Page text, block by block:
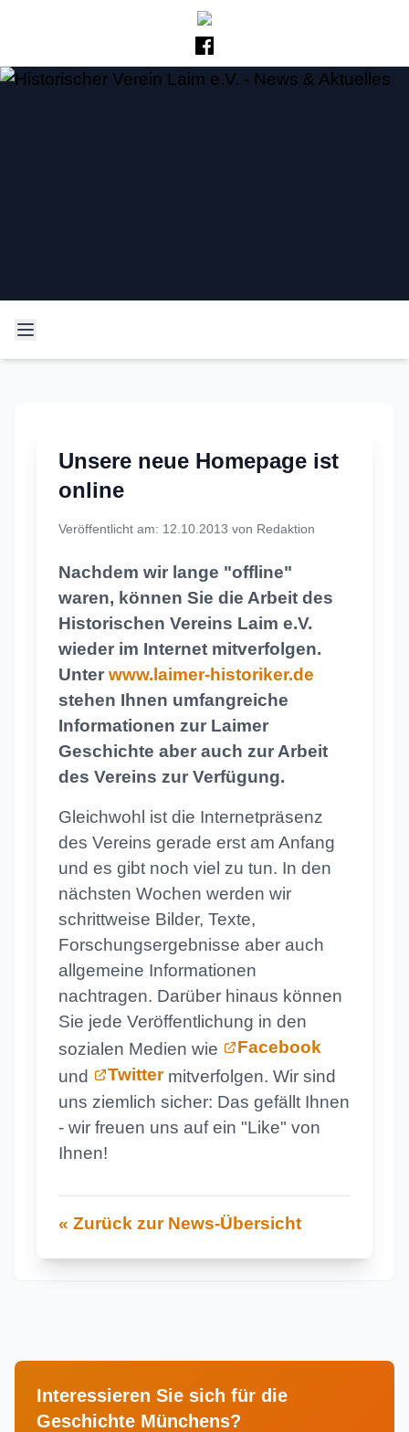
Historischer Verein Laim
Neues und Altes aus der Laimer Geschichte
Unsere neue Homepage ist
online
Veröffentlicht am: 12.10.2013 von Redaktion
Nachdem wir lange "offline"
waren, können Sie die Arbeit des
Historischen Vereins Laim e.V.
wieder im Internet mitverfolgen.
Unter www.laimer-historiker.de
stehen Ihnen umfangreiche
Informationen zur Laimer
Geschichte aber auch zur Arbeit
des Vereins zur Verfügung.
Gleichwohl ist die Internetpräsenz
des Vereins gerade erst am Anfang
und es gibt noch viel zu tun. In den
nächsten Wochen werden wir
schrittweise Bilder, Texte,
Forschungsergebnisse aber auch
allgemeine Informationen
nachtragen. Darüber hinaus können
Sie jede Veröffentlichung in den
sozialen Medien wie
Facebook
und
Twittermitverfolgen. Wir sind
uns ziemlich sicher: Das gefällt Ihnen
- wir freuen uns auf ein "Like" von
Ihnen!
« Zurück zur News-Übersicht
Interessieren Sie sich für die
Geschichte Münchens?